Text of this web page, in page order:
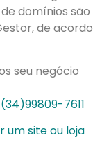
domínios são
de acordo
seu negócio
(34)99809-7611
site ou loja